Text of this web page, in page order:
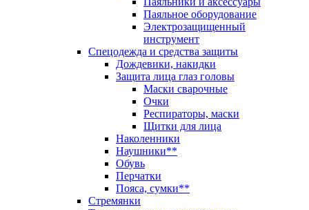
Паяльное оборудование
Электрозащищенный
инструмент
Спецодежда и средства защиты
Дождевики, накидки
Защита лица глаз головы
Маски сварочные
Очки
Респираторы, маски
Щитки для лица
Наколенники
Наушники**
Обувь
Перчатки
Пояса, сумки**
Стремянки